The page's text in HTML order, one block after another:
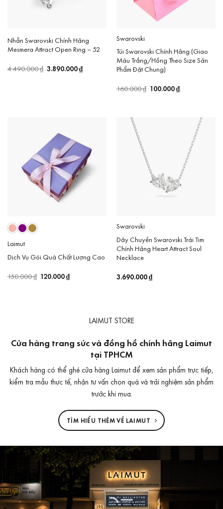
Nhẫn Swarovski Chính Hãng
Mesmera Attract Open Ring – 52
4.490.000₫ Giá
3.890.000₫
Swarovski
Túi Swarovski Chính Hãng (Giao
Màu Trắng/Hồng Theo Size Sản
Phẩm Đặt Chung)
160.000₫ Giá
100.000₫
100.000 ₫.
Laimut
Dịch Vụ Gói Quà Chất Lượng Cao
150.000₫ Giá
120.000₫
Swarovski
Dây Chuyền Swarovski Trái Tim
Chính Hãng Heart Attract Soul
Necklace
3.690.000₫
LAIMUT STORE
Cửa hàng trang sức và đồng hồ chính hãng Laimut
tại TPHCM
Khách hàng có thể ghé cửa hàng Laimut để xem sản phẩm trực tiếp,
kiểm tra mẫu thực tế, nhận tư vấn chọn quà và trải nghiệm sản phẩm
trước khi mua.
TÌM HIỂU THÊM VỀ LAIMUT